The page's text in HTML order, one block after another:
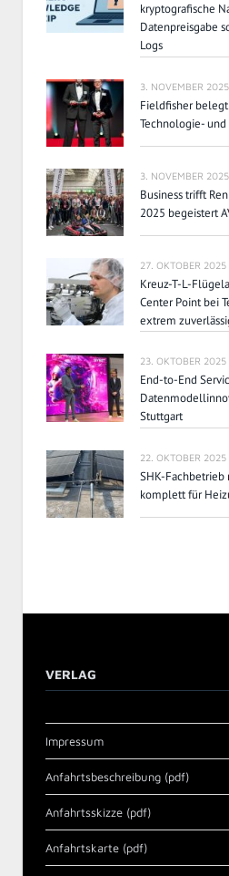
kryptografische
Datenpreisgabe
Logs
3. NOVEMBER 2025
Fieldfisher
Technologie- und
3. NOVEMBER 2025
Business trifft
2025 begeistert
27. OKTOBER 2025
Kreuz-T-L-
Center Point bei
extrem
23. OKTOBER 2025
End-to-End
Stuttgart
22. OKTOBER 2025
SHK-
komplett für
VERLAG
Impressum
Anfahrtsbeschreibung (pdf)
Anfahrtsskizze (pdf)
Anfahrtskarte (pdf)